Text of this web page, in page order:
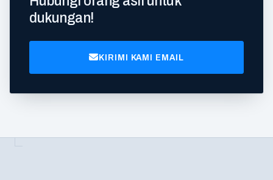
dukungan!
KIRIMI KAMI EMAIL